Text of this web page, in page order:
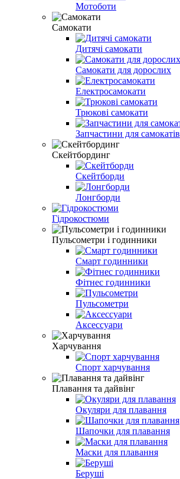
Мотоботи
Самокати
Дитячі самокати
Самокати для дорослих
Електросамокати
Трюкові самокати
Запчастини для самокатів
Скейтбординг
Скейтборди
Лонгборди
Гідрокостюми
Пульсометри і годинники
Смарт годинники
Фітнес годинники
Пульсометри
Аксессуари
Харчування
Спорт харчування
Плавання та дайвінг
Окуляри для плавання
Шапочки для плавання
Маски для плавання
Беруші